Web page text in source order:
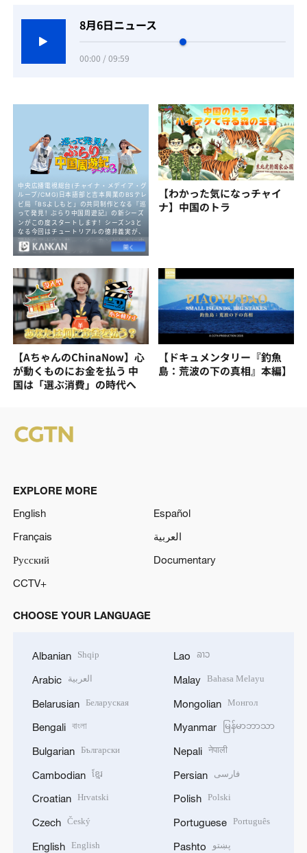
8月6日ニュース
00:00 / 09:59
【わかった気になっチャイ
ナ】中国のトラ
【AちゃんのChinaNow】心
が動くものにお金を払う 中
国は「選ぶ消費」の時代へ
【ドキュメンタリー『釣魚
島：荒波の下の真相』本編】
EXPLORE MORE
English
Español
Français
العربية
Русский
Documentary
CCTV+
CHOOSE YOUR LANGUAGE
Albanian Shqip
Arabic العربية
Belarusian Беларуская
Bengali বাংলা
Bulgarian Български
Cambodian ខ្មែរ
Croatian Hrvatski
Czech Český
English English
Lao ລາວ
Malay Bahasa Melayu
Mongolian Монгол
Myanmar မြန်မာဘာသာ
Nepali नेपाली
Persian فارسی
Polish Polski
Portuguese Português
Pashto پښتو